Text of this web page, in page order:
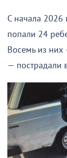
С начала 2026
попали 24
Восемь из них
— пострадали